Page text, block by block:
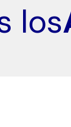
los